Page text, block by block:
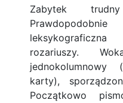
Zabytek
rozariuszy.
karty),
Początkowo